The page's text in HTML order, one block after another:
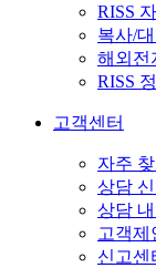
RISS
복사/
해외전
RISS
고객센터
자주
상담
상담
고객제
신고센